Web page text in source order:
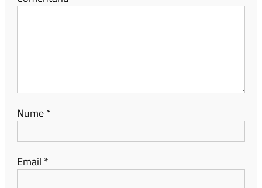
Nume*
Email *